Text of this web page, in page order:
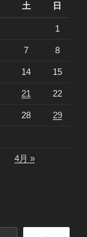
土 日
1
7 8
14 15
21 22
28 29
4月 »